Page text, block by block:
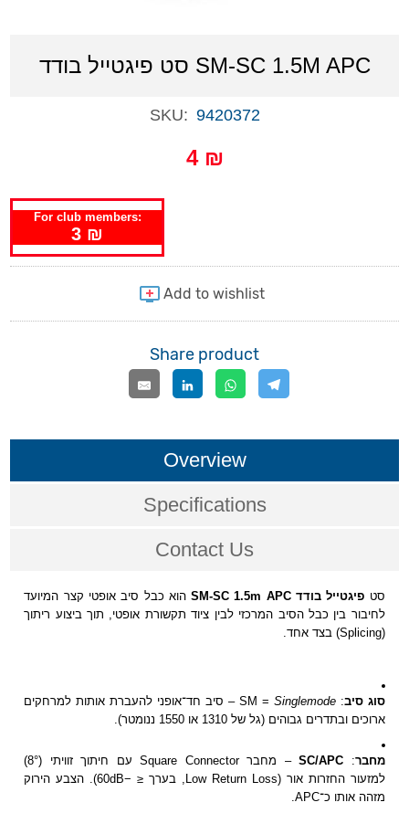
סט פיגטייל בודד SM-SC 1.5M APC
SKU: 9420372
4 ₪
For club members:
3 ₪
Share product
Overview
Specifications
Contact Us
סט פיגטייל בודד SM-SC 1.5m APC
הוא כבל סיב אופטי קצר המיועד
לחיבור בין כבל הסיב המרכזי לבין ציוד תקשורת אופטי, תוך ביצוע ריתוך
(Splicing) בצד אחד.
סוג סיב: SM =
Singlemode
– סיב חד־אופני להעברת אותות למרחקים
ארוכים ובתדרים גבוהים (גל של 1310 או 1550 ננומטר).
מחבר:
SC/APC
– מחבר Square Connector עם חיתוך זוויתי (8°)
למזעור החזרות אור (Low Return Loss, בערך ≤ −60dB). הצבע הירוק
מזהה אותו כ־APC.